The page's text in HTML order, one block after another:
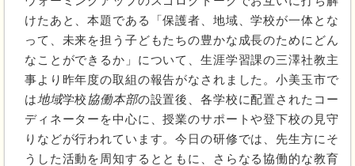
けたあと、本題である「保護者、地域、学校が一体とな
って、未来を担う子どもたちの豊かな成長のためにどん
なことができるか」について、生涯学習課の三澤社教主
事より昨年度の取組の報告がなされました。小美玉市で
は地域学校 協働本部の設置後、各学校に配置されたコー
ディネーターを中心に、授業のサポートや登下校の見守
りなどが行われています。今日の研修では、先生方にそ
うした活動を周知するとともに、さらなる協働的な教育